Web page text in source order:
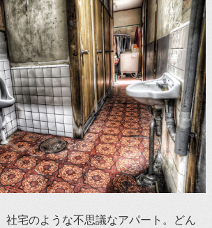
社宅のような不思議なアパート。どん